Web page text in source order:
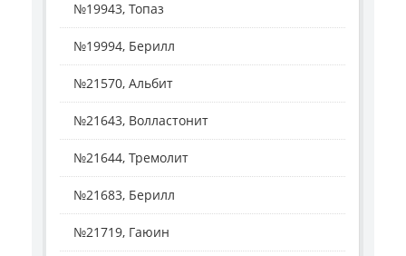
№19943, Топаз
№19994, Берилл
№21570, Альбит
№21643, Волластонит
№21644, Тремолит
№21683, Берилл
№21719, Гаюин